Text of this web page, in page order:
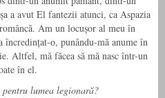
a avut El fantezii atunci, ca Aspazia
Am un locușor al meu în
încredințat-o, punându-mă anume în
Altfel, mă făcea să mă nasc într-un
în el.
lumea legionară?